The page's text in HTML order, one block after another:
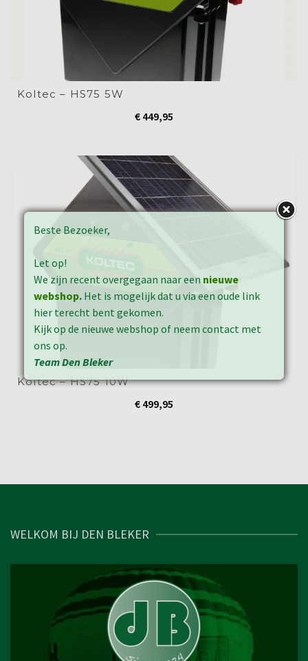
Koltec – HS75 5W
€ 449,95
Koltec – HS75 10W
€ 499,95
WELKOM BIJ DEN BLEKER
Beste Bezoeker,
Let op!
We zijn recent overgegaan naar een nieuwe
webshop. Het is mogelijk dat u via een oude link
hier terecht bent gekomen.
Kijk op de nieuwe webshop of neem contact met
ons op.
Team Den Bleker